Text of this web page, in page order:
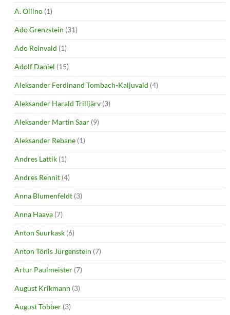
A. Ollino (1)
Ado Grenzstein (31)
Ado Reinvald (1)
Adolf Daniel (15)
Aleksander Ferdinand Tombach-Kaljuvald (4)
Aleksander Harald Trilljärv (3)
Aleksander Martin Saar (9)
Aleksander Rebane (1)
Andres Lattik (1)
Andres Rennit (4)
Anna Blumenfeldt (3)
Anna Haava (7)
Anton Suurkask (6)
Anton Tõnis Jürgenstein (7)
Artur Paulmeister (7)
August Krikmann (3)
August Tobber (3)